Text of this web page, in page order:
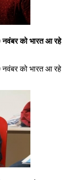
नवंबर को भारत आ रहे
नवंबर को भारत आ रहे